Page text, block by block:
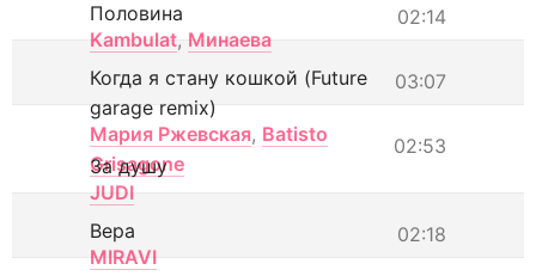
02:14
Половина
Kambulat, Минаева
03:07
Когда я стану кошкой (Future
garage remix)
Мария Ржевская, Batisto
Grisagone
02:53
За душу
JUDI
02:18
Вера
MIRAVI